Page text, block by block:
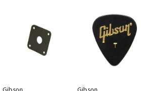
Gibson Gibson